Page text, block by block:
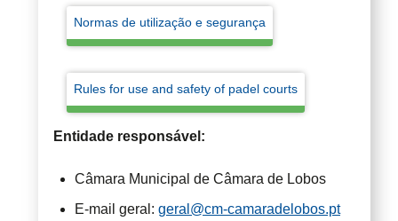
Normas de utilização e segurança
Rules for use and safety of padel courts
Entidade responsável:
Câmara Municipal de Câmara de Lobos
E-mail geral: geral@cm-camaradelobos.pt